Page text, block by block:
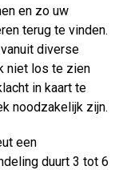
en zo uw
terug te vinden.
diverse
niet los te zien
in kaart te
noodzakelijk zijn.
een
duurt 3 tot 6